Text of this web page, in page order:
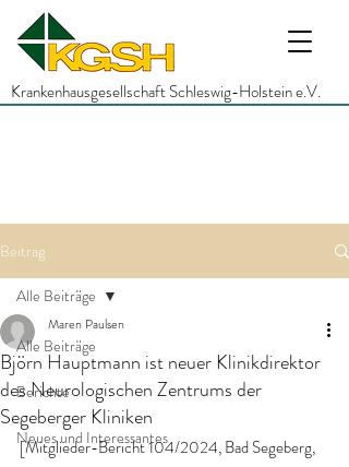
Krankenhausgesellschaft Schleswig-Holstein e.V.
Beitrag
Alle Beiträge
Berichte
Neues und Interessantes
Alle Beiträge
Björn Hauptmann ist neuer Klinikdirektor
des Neurologischen Zentrums der
Segeberger Kliniken
Maren Paulsen
[Mitglieder-Bericht 104/2024, Bad Segeberg,